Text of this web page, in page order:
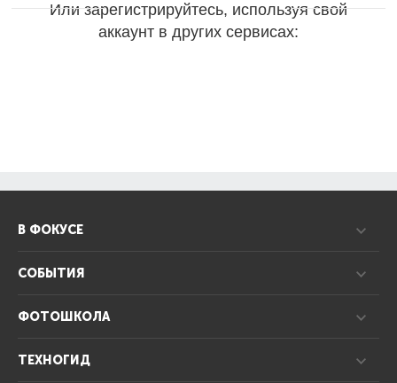
Или зарегистрируйтесь, используя свой
аккаунт в других сервисах:
В ФОКУСЕ
СОБЫТИЯ
ФОТОШКОЛА
ТЕХНОГИД